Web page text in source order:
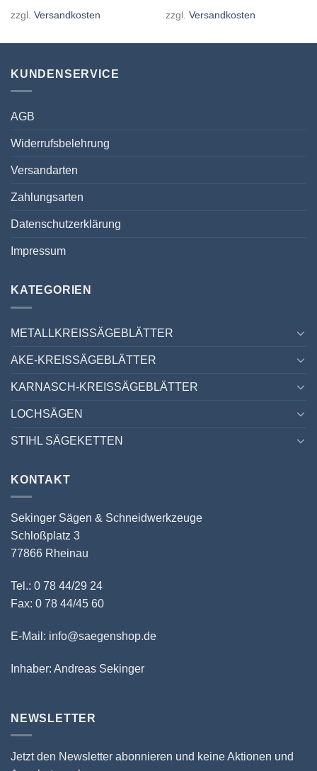
zzgl. Versandkosten
zzgl. Versandkosten
KUNDENSERVICE
AGB
Widerrufsbelehrung
Versandarten
Zahlungsarten
Datenschutzerklärung
Impressum
KATEGORIEN
METALLKREISSÄGEBLÄTTER
AKE-KREISSÄGEBLÄTTER
KARNASCH-KREISSÄGEBLÄTTER
LOCHSÄGEN
STIHL SÄGEKETTEN
KONTAKT
Sekinger Sägen & Schneidwerkzeuge
Schloßplatz 3
77866 Rheinau
Tel.: 0 78 44/29 24
Fax: 0 78 44/45 60
E-Mail: info@saegenshop.de
Inhaber: Andreas Sekinger
NEWSLETTER
Jetzt den Newsletter abonnieren und keine Aktionen und